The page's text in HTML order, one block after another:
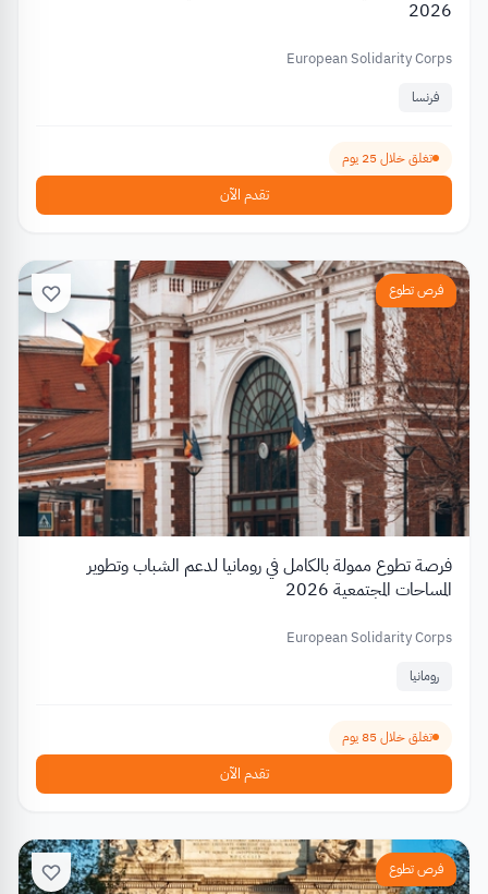
2026
European Solidarity Corps
فرنسا
تغلق خلال 25 يوم
تقدم الآن
فرص تطوع
فرصة تطوع ممولة بالكامل في رومانيا لدعم الشباب وتطوير
المساحات المجتمعية 2026
European Solidarity Corps
رومانيا
تغلق خلال 85 يوم
تقدم الآن
فرص تطوع